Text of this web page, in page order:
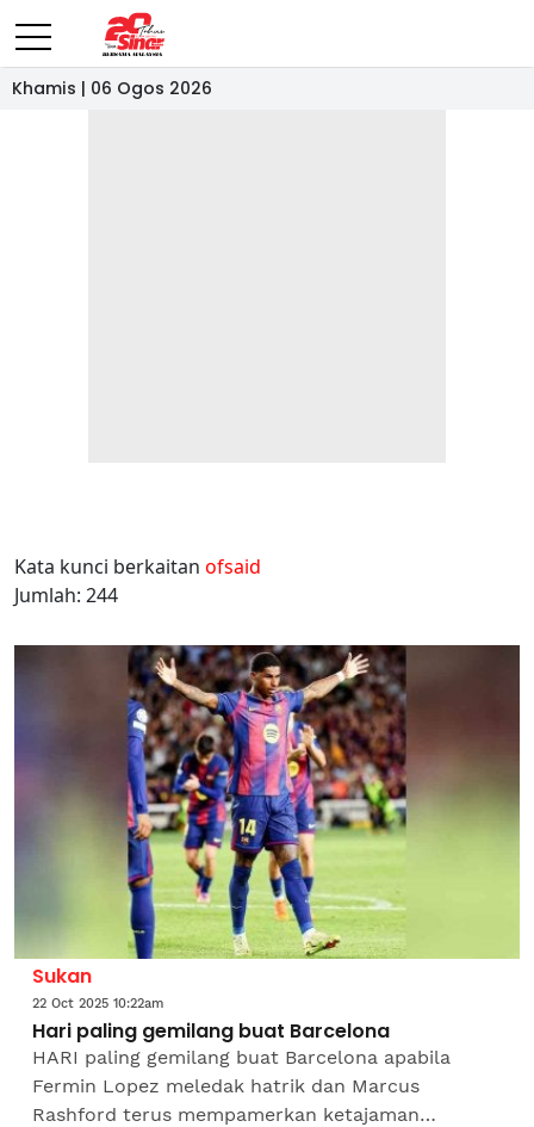
Khamis | 06 Ogos 2026
Kata kunci berkaitan ofsaid
Jumlah: 244
Sukan
22 Oct 2025 10:22am
Hari paling gemilang buat Barcelona
HARI paling gemilang buat Barcelona apabila
Fermin Lopez meledak hatrik dan Marcus
Rashford terus mempamerkan ketajaman